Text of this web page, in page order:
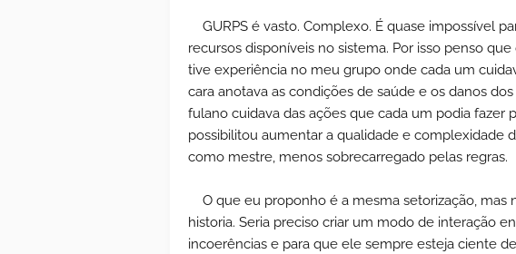
GURPS é vasto. Complexo. É quase impossível
recursos disponíveis no sistema. Por isso penso
tive experiência no meu grupo onde cada um
cara anotava as condições de saúde e os danos
fulano cuidava das ações que cada um podia fazer
possibilitou aumentar a qualidade e complexidade
como mestre, menos sobrecarregado pelas regras.
O que eu proponho é a mesma setorização, mas
historia. Seria preciso criar um modo de interação
incoerências e para que ele sempre esteja ciente